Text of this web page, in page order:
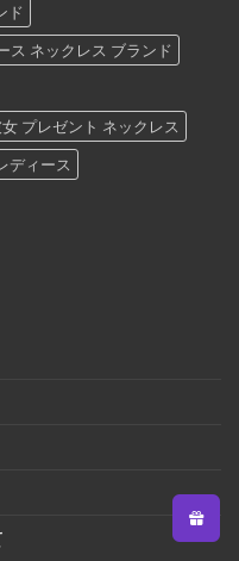
ド
ス ネックレス ブランド
プレゼント ネックレス
ディース